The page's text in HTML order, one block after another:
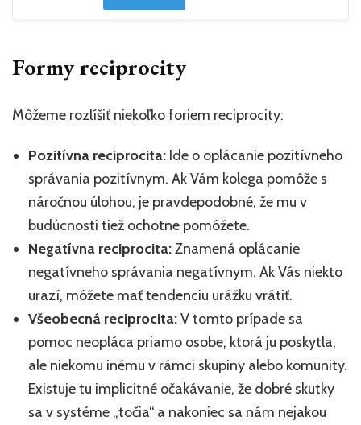
Formy reciprocity
Môžeme rozlíšiť niekoľko foriem reciprocity:
Pozitívna reciprocita: Ide o oplácanie pozitívneho
správania pozitívnym. Ak Vám kolega pomôže s
náročnou úlohou, je pravdepodobné, že mu v
budúcnosti tiež ochotne pomôžete.
Negatívna reciprocita:Znamená oplácanie
negatívneho správania negatívnym. Ak Vás niekto
urazí, môžete mať tendenciu urážku vrátiť.
Všeobecná reciprocita:V tomto prípade sa
pomoc neopláca priamo osobe, ktorá ju poskytla,
ale niekomu inému v rámci skupiny alebo komunity.
Existuje tu implicitné očakávanie, že dobré skutky
sa v systéme „točia“ a nakoniec sa nám nejakou